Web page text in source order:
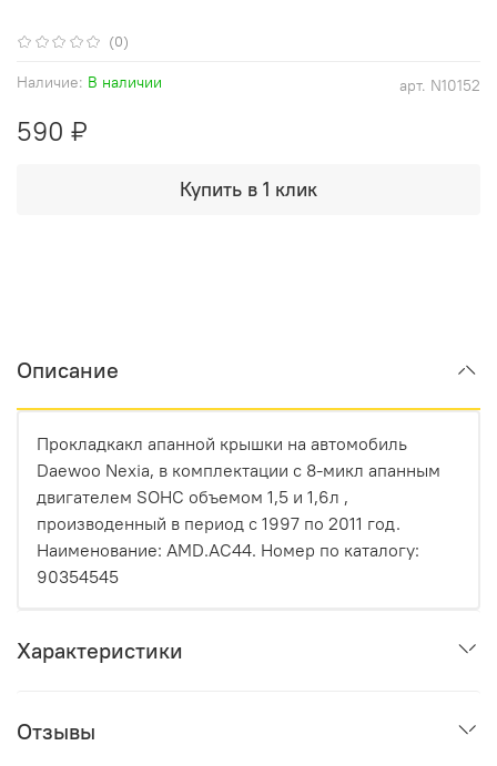
(0)
арт. N10152
Наличие: В наличии
590 ₽
Купить в 1 клик
Описание
Прокладкакл апанной крышки на автомобиль
Daewoo Nexia, в комплектации с 8-микл апанным
двигателем SOHC объемом 1,5 и 1,6л ,
производенный в период с 1997 по 2011 год.
Наименование: AMD.AC44. Номер по каталогу:
90354545
Характеристики
Отзывы